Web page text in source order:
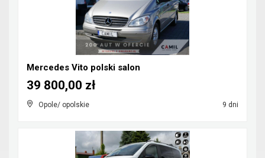
Mercedes Vito polski salon
Opole/ opolskie 9 dni
39 800,00 zł